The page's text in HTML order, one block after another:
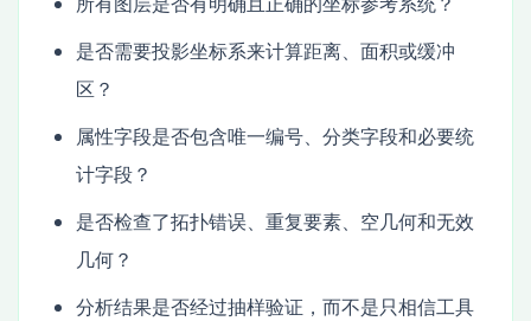
是否需要投影坐标系来计算距离、面积或缓冲
区？
属性字段是否包含唯一编号、分类字段和必要统
计字段？
是否检查了拓扑错误、重复要素、空几何和无效
几何？
分析结果是否经过抽样验证，而不是只相信工具